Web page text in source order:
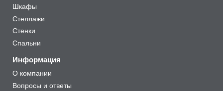
Шкафы
Стеллажи
Стенки
Спальни
Информация
О компании
Вопросы и ответы